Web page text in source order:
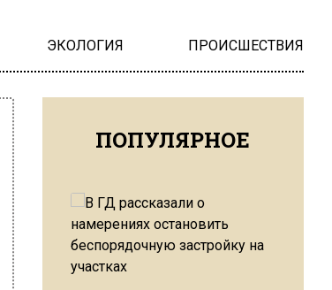
ЭКОЛОГИЯ ПРОИСШЕСТВИЯ
ПОПУЛЯРНОЕ